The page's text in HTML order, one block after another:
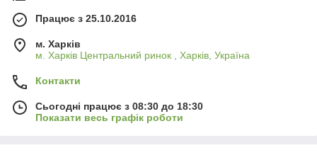
Працює з 25.10.2016
м. Харків
м. Харків Центральний ринок , Харків, Україна
Контакти
Сьогодні працює з 08:30 до 18:30
Показати весь графік роботи